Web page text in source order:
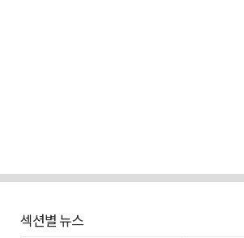
섹션별 뉴스